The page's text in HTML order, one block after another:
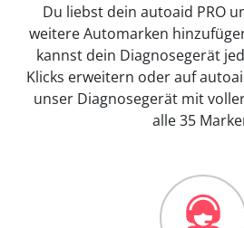
Du liebst dein autoaid PRO
weitere Automarken
kannst dein Diagnosegerät
Klicks erweitern oder auf
unser Diagnosegerät mit
alle 35